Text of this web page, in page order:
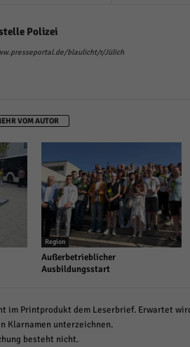
Polizei
blaulicht/r/Jülich
VOM AUTOR
Region
Außerbetrieblicher
Ausbildungsstart
im Printprodukt dem Leserbrief. Erwartet
Klarnamen unterzeichnen.
besteht nicht.